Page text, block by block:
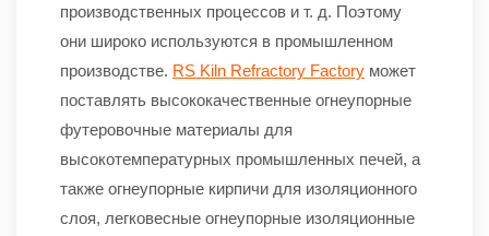
производственных процессов и т. д. Поэтому
они широко используются в промышленном
производстве. RS Kiln Refractory Factory может
поставлять высококачественные огнеупорные
футеровочные материалы для
высокотемпературных промышленных печей, а
также огнеупорные кирпичи для изоляционного
слоя, легковесные огнеупорные изоляционные